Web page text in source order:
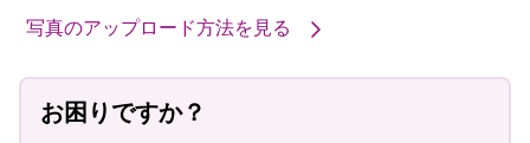
写真のアップロード方法を見る
お困りですか？